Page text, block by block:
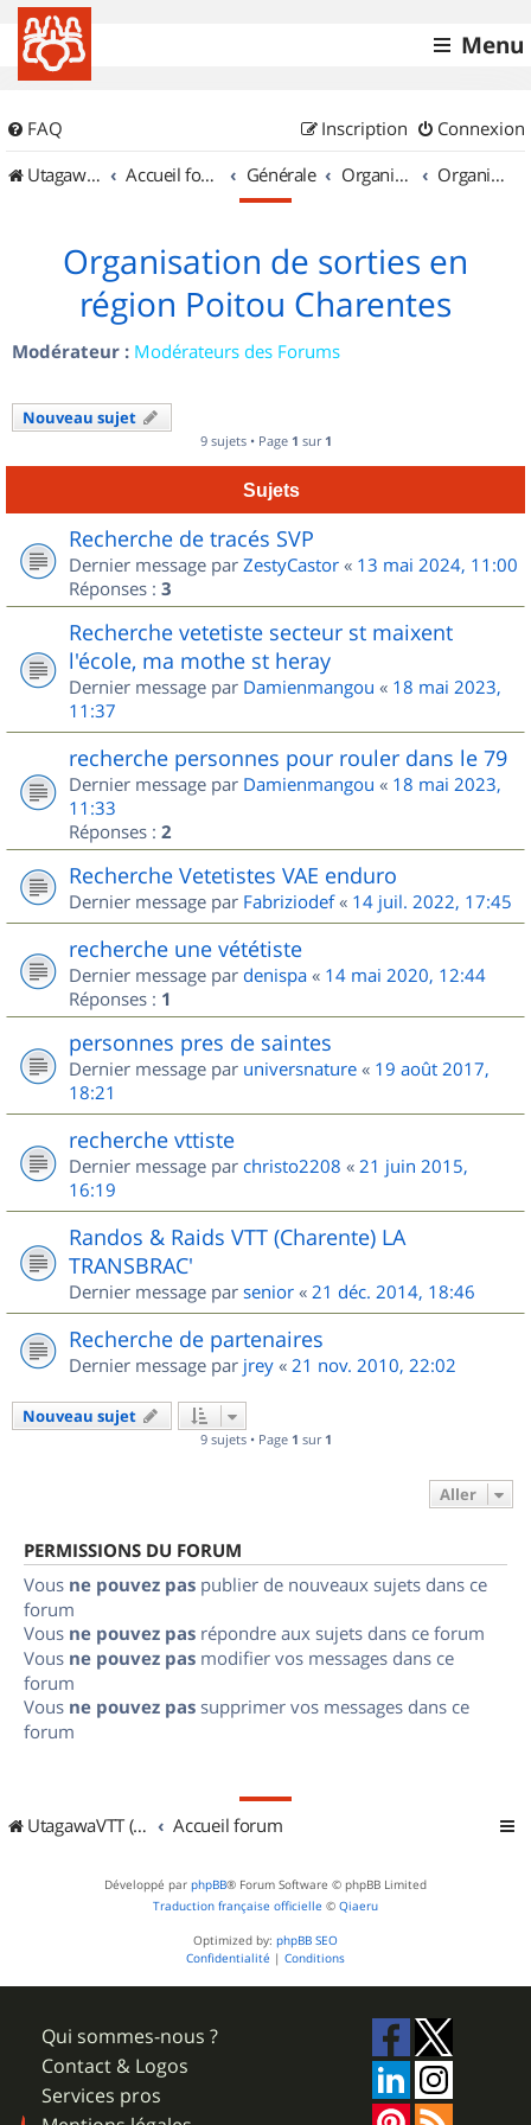
Menu
FAQ Connexion
Inscription
UtagawaVTT (Randos VTT et VTTAE avec traces GPS)
Accueil forum Générale Organisation de sorties & Recherche de partenaires Organisation de sorties en région Poitou Charentes
Organisation de sorties en
région Poitou Charentes
Modérateur : Modérateurs des Forums
Nouveau sujet
9 sujets • Page 1 sur 1
Sujets
Recherche de tracés SVP
Dernier message par ZestyCastor « 13 mai 2024, 11:00
Réponses : 3
Recherche vetetiste secteur st maixent
l'école, ma mothe st heray
Dernier message par Damienmangou « 18 mai 2023,
11:37
recherche personnes pour rouler dans le 79
Dernier message par Damienmangou « 18 mai 2023,
11:33
Réponses : 2
Recherche Vetetistes VAE enduro
Dernier message par Fabriziodef« 14 juil. 2022, 17:45
recherche une vététiste
Dernier message par denispa « 14 mai 2020, 12:44
Réponses : 1
personnes pres de saintes
Dernier message par universnature « 19 août 2017,
18:21
recherche vttiste
Dernier message par christo2208 « 21 juin 2015,
16:19
Randos & Raids VTT (Charente) LA
TRANSBRAC'
Dernier message par senior « 21 déc. 2014, 18:46
Recherche de partenaires
Dernier message par jrey « 21 nov. 2010, 22:02
Nouveau sujet
9 sujets • Page 1 sur 1
Aller
PERMISSIONS DU FORUM
Vous ne pouvez pas publier de nouveaux sujets dans ce
forum
Vous ne pouvez pas répondre aux sujets dans ce forum
Vous ne pouvez pas modifier vos messages dans ce
forum
Vous ne pouvez pas supprimer vos messages dans ce
forum
UtagawaVTT (Randos VTT et VTTAE avec traces GPS) Accueil forum
Développé par phpBB® Forum Software © phpBB Limited
Traduction française officielle © Qiaeru
Optimized by: phpBB SEO
Confidentialité | Conditions
Qui sommes-nous ?
Contact & Logos
Services pros